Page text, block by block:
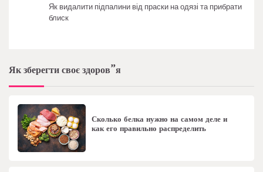
Як видалити підпалини від праски на одязі та прибрати
блиск
Як зберегти своє здоров”я
Сколько белка нужно на самом деле и
как его правильно распределить